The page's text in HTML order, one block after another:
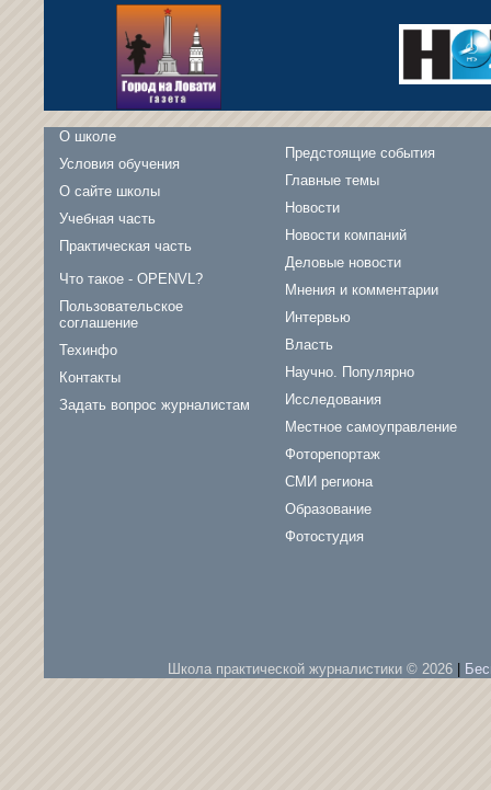
О школе
Условия обучения
О сайте школы
Учебная часть
Практическая часть
Что такое - OPENVL?
Пользовательское
соглашение
Техинфо
Контакты
Задать вопрос журналистам
Предстоящие события
Главные темы
Новости
Новости компаний
Деловые новости
Мнения и комментарии
Интервью
Власть
Научно. Популярно
Исследования
Местное самоуправление
Фоторепортаж
СМИ региона
Образование
Фотостудия
Школа практической журналистики © 2026|